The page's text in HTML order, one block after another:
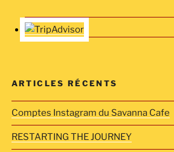
ARTICLES RÉCENTS
Comptes Instagram du Savanna Cafe
RESTARTING THE JOURNEY